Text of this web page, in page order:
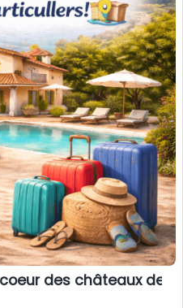
des châteaux de